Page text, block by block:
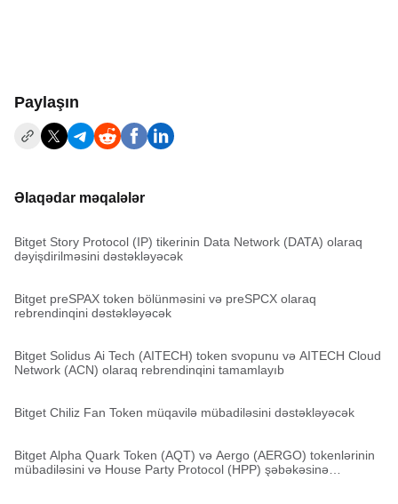
Paylaşın
Əlaqədar məqalələr
Bitget Story Protocol (IP) tikerinin Data Network (DATA) olaraq
dəyişdirilməsini dəstəkləyəcək
Bitget preSPAX token bölünməsini və preSPCX olaraq
rebrendinqini dəstəkləyəcək
Bitget Solidus Ai Tech (AITECH) token svopunu və AITECH Cloud
Network (ACN) olaraq rebrendinqini tamamlayıb
Bitget Chiliz Fan Token müqavilə mübadiləsini dəstəkləyəcək
Bitget Alpha Quark Token (AQT) və Aergo (AERGO) tokenlərinin
mübadiləsini və House Party Protocol (HPP) şəbəkəsinə